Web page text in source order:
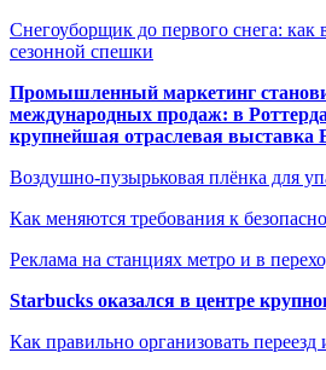
Снегоуборщик до первого снега: как
сезонной спешки
Промышленный маркетинг
международных продаж: в
крупнейшая отраслевая выставка
Воздушно-пузырьковая плёнка для
Как меняются требования к
Реклама на станциях метро и в
Starbucks оказался в центре
Как правильно организовать переезд